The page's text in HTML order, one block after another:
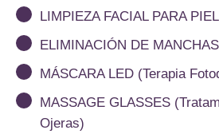
LIMPIEZA FACIAL PARA
ELIMINACIÓN DE
MÁSCARA LED (Terapia
MASSAGE GLASSES
Ojeras)